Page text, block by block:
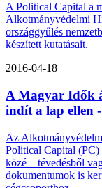
A Political Capital a
Alkotmányvédelmi
országgyűlés
készített kutatásait.
2016-04-18
A Magyar Idők
indít a lap ellen
Az
Political Capital (PC)
közé – tévedésből
dokumentumok is